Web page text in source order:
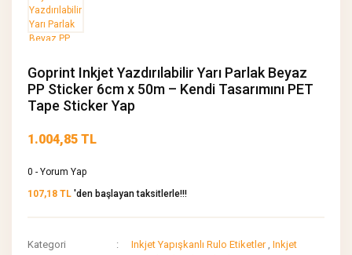
Goprint Inkjet Yazdırılabilir Yarı Parlak Beyaz
PP Sticker 6cm x 50m – Kendi Tasarımını PET
Tape Sticker Yap
1.004,85 TL
0 - Yorum Yap
107,18 TL 'den başlayan taksitlerle!!!
Kategori Inkjet Yapışkanlı Rulo Etiketler ,Inkjet